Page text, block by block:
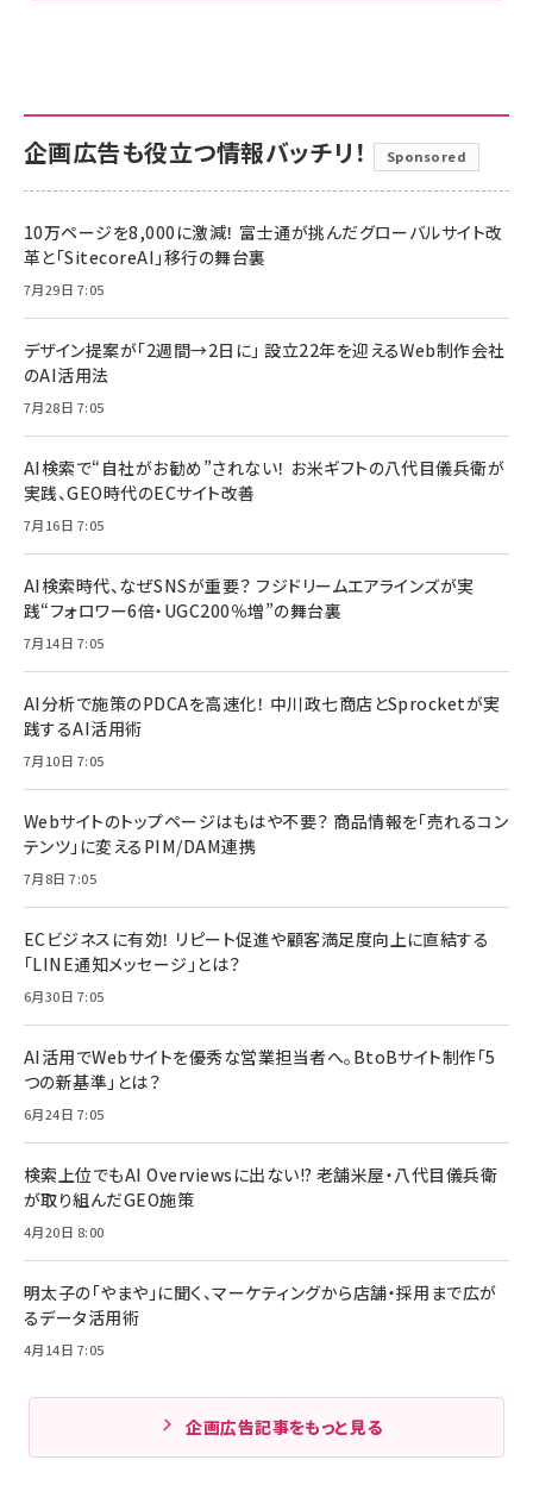
企画広告も役立つ情報バッチリ！ Sponsored
10万ページを8,000に激減！ 富士通が挑んだグローバルサイト改
革と「SitecoreAI」移行の舞台裏
7月29日 7:05
デザイン提案が「2週間→2日に」 設立22年を迎えるWeb制作会社
のAI活用法
7月28日 7:05
AI検索で“自社がお勧め”されない！ お米ギフトの八代目儀兵衛が
実践、GEO時代のECサイト改善
7月16日 7:05
AI検索時代、なぜSNSが重要？ フジドリームエアラインズが実
践“フォロワー6倍・UGC200％増”の舞台裏
7月14日 7:05
AI分析で施策のPDCAを高速化！ 中川政七商店とSprocketが実
践するAI活用術
7月10日 7:05
Webサイトのトップページはもはや不要？ 商品情報を「売れるコン
テンツ」に変えるPIM/DAM連携
7月8日 7:05
ECビジネスに有効！ リピート促進や顧客満足度向上に直結する
「LINE通知メッセージ」とは？
6月30日 7:05
AI活用でWebサイトを優秀な営業担当者へ。BtoBサイト制作「5
つの新基準」とは？
6月24日 7:05
検索上位でもAI Overviewsに出ない!? 老舗米屋・八代目儀兵衛
が取り組んだGEO施策
4月20日 8:00
明太子の「やまや」に聞く、マーケティングから店舗・採用まで広が
るデータ活用術
4月14日 7:05
企画広告記事をもっと見る